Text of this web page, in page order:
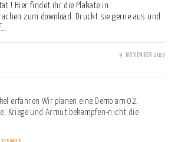
! Hier findet ihr die Plakate in
zum download. Druckt sie gerne aus und
9. NOVEMBER 2023